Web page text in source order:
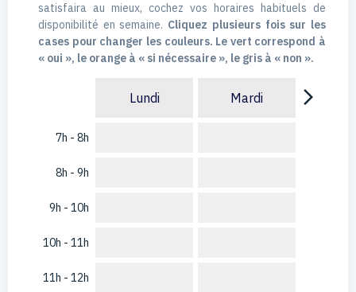
satisfaira au mieux, cochez vos horaires habituels de
disponibilité en semaine. Cliquez plusieurs fois sur les
cases pour changer les couleurs. Le vert correspond à
« oui », le orange à « si nécessaire », le gris à « non ».
7h - 8h
8h - 9h
9h - 10h
10h - 11h
11h - 12h
Lundi Mardi arrow_forward_ios